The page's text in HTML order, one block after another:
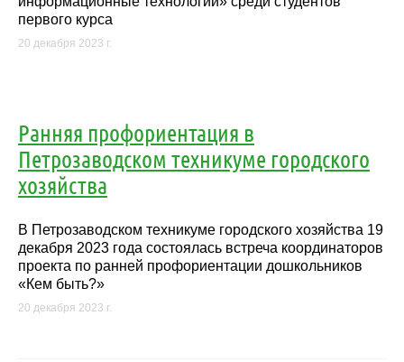
первого курса
20 декабря 2023 г.
Ранняя профориентация в
Петрозаводском техникуме городского
хозяйства
В Петрозаводском техникуме городского хозяйства 19
декабря 2023 года состоялась встреча координаторов
проекта по ранней профориентации дошкольников
«Кем быть?»
20 декабря 2023 г.